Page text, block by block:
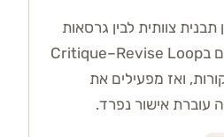
צוותית לבין גרסאות
ואישור. משתמשים בCritique–Revise Loop
ואז מפעילים את
עוברת אישור נפרד.